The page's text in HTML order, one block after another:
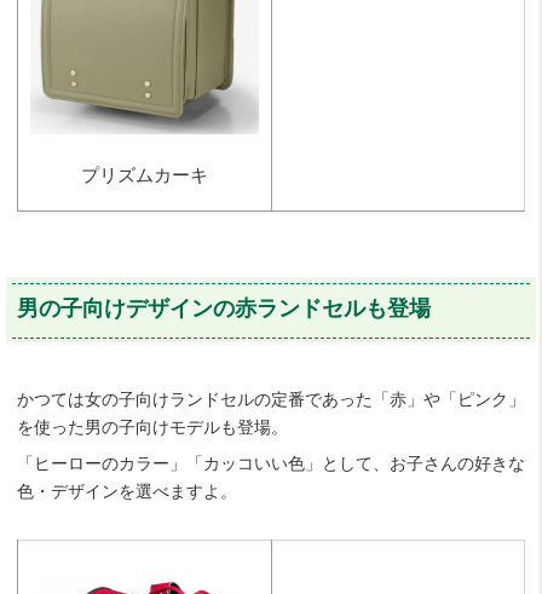
プリズムカーキ
男の子向けデザインの赤ランドセルも登場
かつては女の子向けランドセルの定番であった「赤」や「ピンク」
を使った男の子向けモデルも登場。
「ヒーローのカラー」「カッコいい色」として、お子さんの好きな
色・デザインを選べますよ。